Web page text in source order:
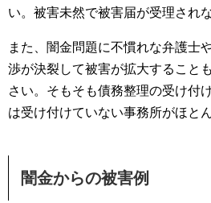
い。被害未然で被害届が受理され
また、闇金問題に不慣れな弁護士
渉が決裂して被害が拡大すること
さい。そもそも債務整理の受け付
は受け付けていない事務所がほと
闇金からの被害例